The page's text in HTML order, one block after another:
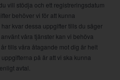
vill stödja och ett registreringsdatum
behöver vi för att kunna
kvar dessa uppgifter tills du säger
våra tjänster kan vi behöva
tills våra åtagande mot dig är helt
på är att vi ska kunna
avtal.